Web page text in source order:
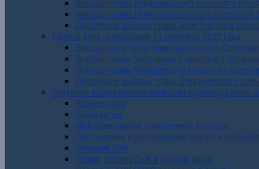
Выборы главы Владимирского сельского
Выборы главы Лучевого сельского поселения
Досрочные выборы главы Ахметовского
Единый день голосования 11 сентября 2022 года
Выборы депутатов Законодательного
Выборы главы Зассовского сельского
Выборы главы Чамлыкского сельского
Досрочные выборы главы Отважненского
Окружная избирательная комиссия одномандатного
Избирателям
Кандидатам
Информационное обеспечение выборов
Поступление и расходование средств
Решения ОИК
График работы ОИК и горячая линия